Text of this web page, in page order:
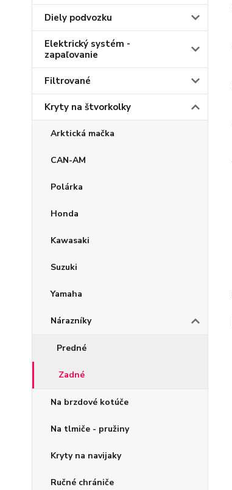
Diely podvozku
Elektrický systém -
zapaľovanie
Filtrované
Kryty na štvorkolky
Arktická mačka
CAN-AM
Polárka
Honda
Kawasaki
Suzuki
Yamaha
Nárazníky
Predné
Zadné
Na brzdové kotúče
Na tlmiče - pružiny
Kryty na navijaky
Ručné chrániče